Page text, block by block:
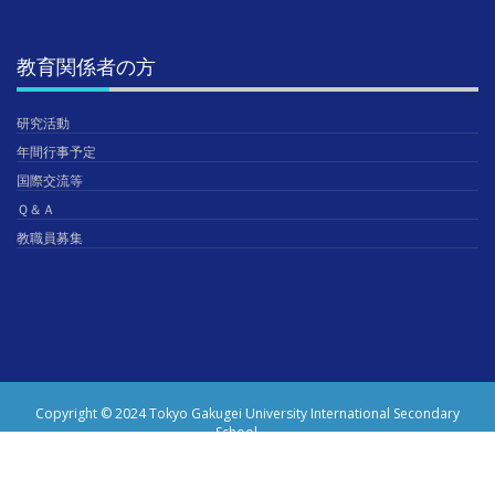
教育関係者の方
研究活動
年間行事予定
国際交流等
Ｑ＆Ａ
教職員募集
Copyright © 2024 Tokyo Gakugei University International Secondary
School.